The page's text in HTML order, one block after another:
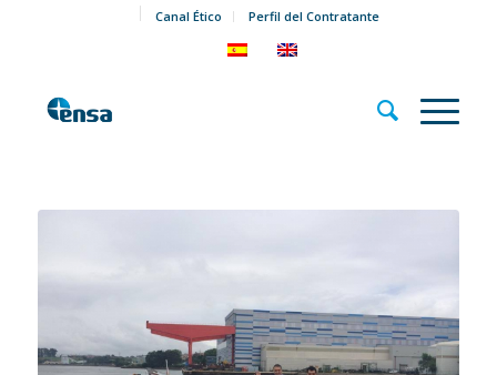
Canal Ético Perfil del Contratante